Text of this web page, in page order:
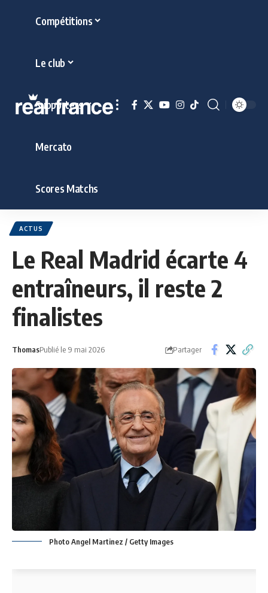
Compétitions
Le club
Supporters
Mercato
Scores Matchs
ACTUS
Le Real Madrid écarte 4
entraîneurs, il reste 2
finalistes
ThomasPublié le 9 mai 2026 Partager
Photo Angel Martinez / Getty Images